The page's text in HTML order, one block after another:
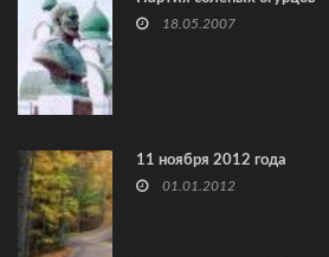
18.05.2007
11 ноября 2012 года
01.01.2012